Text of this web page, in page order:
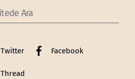
Twitter Facebook
Thread